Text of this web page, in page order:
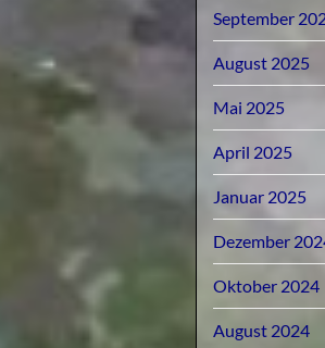
September
August 2025
Mai 2025
April 2025
Januar 2025
Dezember
Oktober 2024
August 2024